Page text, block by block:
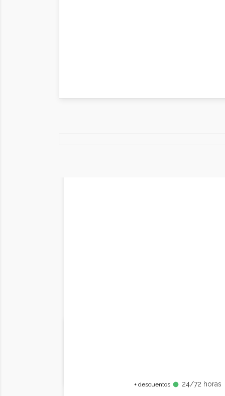
+ descuentos fiber_manual_record 24/72 horas